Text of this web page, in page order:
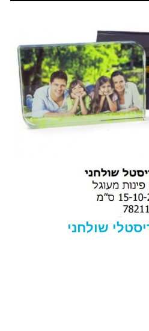
שולחני